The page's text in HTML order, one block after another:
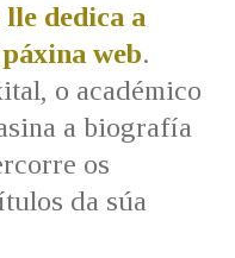
lle dedica a
web.
o académico
a biografía
os
da súa